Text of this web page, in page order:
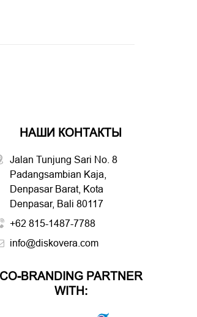
НАШИ КОНТАКТЫ
Jalan Tunjung Sari No. 8
Padangsambian Kaja,
Denpasar Barat, Kota
Denpasar, Bali 80117
+62 815-1487-7788
info@diskovera.com
CO-BRANDING PARTNER
WITH: